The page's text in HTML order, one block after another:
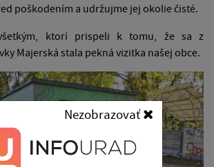
Nezobrazovať
poškodením a udržujme jej okolie čisté.
ktorí prispeli k tomu, že sa z
Majerská stala pekná vizitka našej obce.